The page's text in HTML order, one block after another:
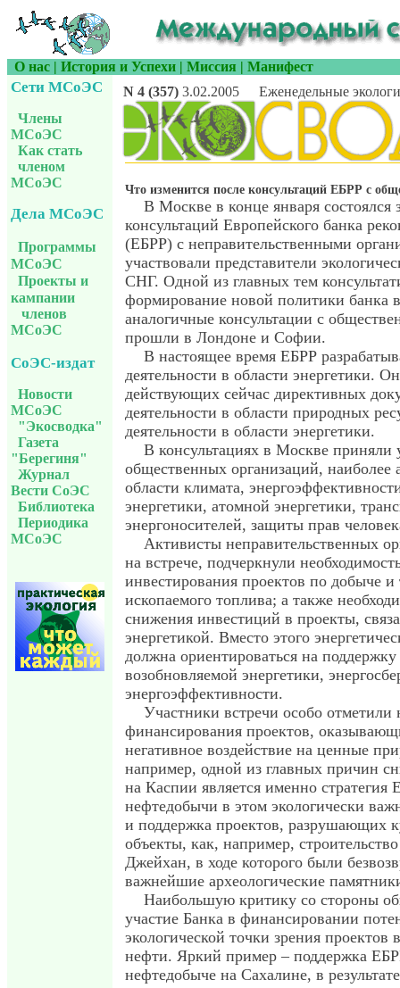
О нас | История и Успехи | Миссия | Манифест
Сети МСоЭС
Члены
МСоЭС
Как стать
членом
МСоЭС
Дела МСоЭС
Программы
МСоЭС
Проекты и
кампании
членов
МСоЭС
СоЭС-издат
Новости
МСоЭС
"Экосводка"
Газета
"Берегиня"
Журнал
Вести СоЭС
Библиотека
Периодика
МСоЭС
N 4 (357) 3.02.2005 Еженедельные
Что изменится после консультаций ЕБРР с
В Москве в конце января состоялся
консультаций Европейского банка
(ЕБРР) с неправительственными
участвовали представители
СНГ. Одной из главных тем
формирование новой политики банка
аналогичные консультации с
прошли в Лондоне и Софии.
В настоящее время ЕБРР
деятельности в области энергетики.
действующих сейчас директивных
деятельности в области природных
деятельности в области энергетики.
В консультациях в Москве приняли
общественных организаций,
области климата,
энергетики, атомной энергетики,
энергоносителей, защиты прав
Активисты неправительственных
на встрече, подчеркнули
инвестирования проектов по добыче и
ископаемого топлива; а также
снижения инвестиций в проекты,
энергетикой. Вместо этого
должна ориентироваться на
возобновляемой энергетики,
энергоэффективности.
Участники встречи особо отметили
финансирования проектов,
негативное воздействие на ценные
например, одной из главных причин
на Каспии является именно
нефтедобычи в этом экологически
и поддержка проектов, разрушающих
объекты, как, например,
Джейхан, в ходе которого были
важнейшие археологические
Наибольшую критику со стороны
участие Банка в финансировании
экологической точки зрения проектов
нефти. Яркий пример – поддержка
нефтедобыче на Сахалине, в